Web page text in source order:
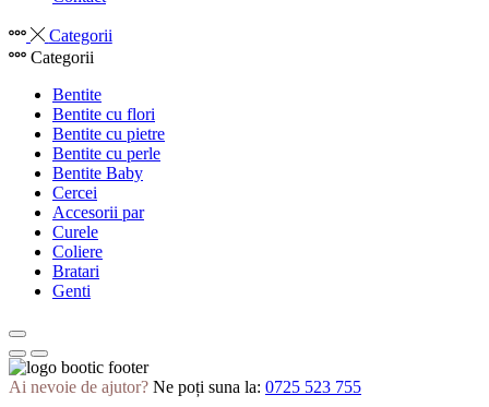
Categorii
Categorii
Bentite
Bentite cu flori
Bentite cu pietre
Bentite cu perle
Bentite Baby
Cercei
Accesorii par
Curele
Coliere
Bratari
Genti
Ai nevoie de ajutor? Ne poți suna la: 0725 523 755